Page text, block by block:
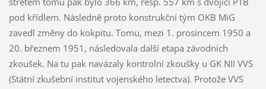
pod křídlem. Následně proto konstrukční tým OKB MiG
zavedl změny do kokpitu. Tomu, mezi 1. prosincem 1950 a
20. březnem 1951, následovala další etapa závodních
zkoušek. Na tu pak navázaly kontrolní zkoušky u GK NII VVS
(Státní zkušební institut vojenského letectva). Protože VVS